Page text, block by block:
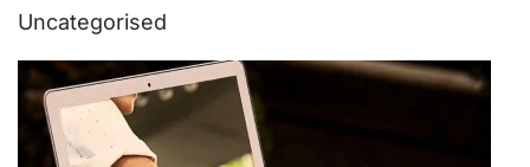
Uncategorised